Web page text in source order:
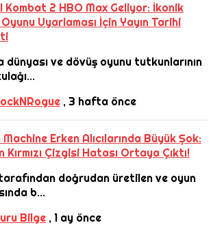
2 HBO Max Geliyor: İkonik
Uyarlaması İçin Yayın Tarihi
dünyası ve dövüş oyunu tutkunlarının
, 3 hafta önce
Erken Alıcılarında Büyük Şok:
Kırmızı Çizgisi Hatası Ortaya Çıktı!
doğrudan üretilen ve oyun
b...
Bilge ,1 ay önce